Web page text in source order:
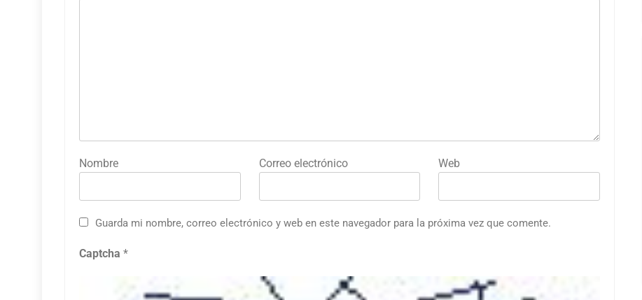
Nombre Correo electrónico Web
Guarda mi nombre, correo electrónico y web en este navegador para la próxima vez que comente.
Captcha *